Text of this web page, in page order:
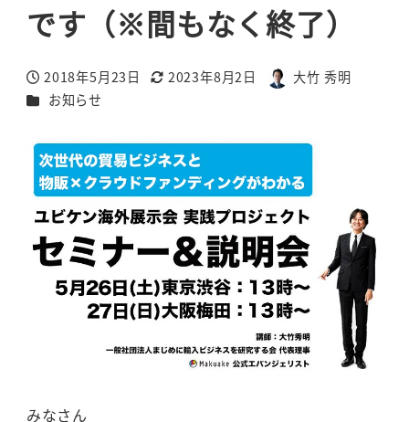
です（※間もなく終了）
投稿日
2018年5月23日
更新日
2023年8月2日
著
大竹 秀明
カテゴリー
お知らせ
みなさん